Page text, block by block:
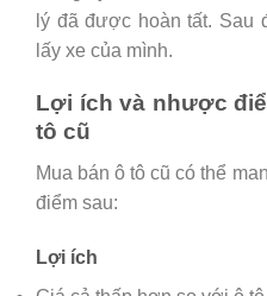
lý đã được hoàn tất. Sau
lấy xe của mình.
Lợi ích và nhược
tô cũ
Mua bán ô tô cũ có thể
điểm sau:
Lợi ích